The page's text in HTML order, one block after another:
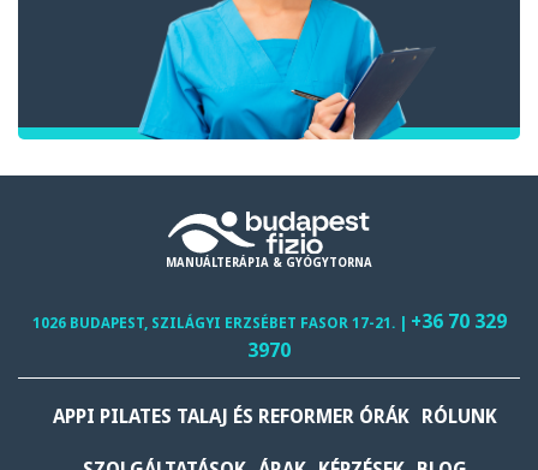
MANUÁLTERÁPIA & GYÓGYTORNA
1026 BUDAPEST, SZILÁGYI ERZSÉBET FASOR 17-21. |
+36 70 329
3970
APPI PILATES TALAJ ÉS REFORMER ÓRÁK RÓLUNK